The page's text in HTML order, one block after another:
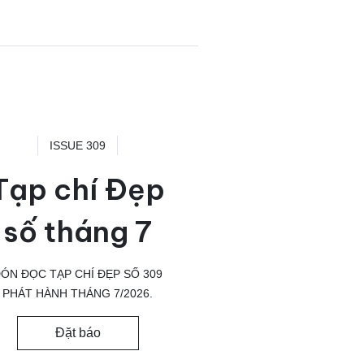
ISSUE 309
chí Đẹp
số tháng 7
ĐỌC TẠP CHÍ ĐẸP SỐ 309
PHÁT HÀNH THÁNG 7/2026.
Đặt báo